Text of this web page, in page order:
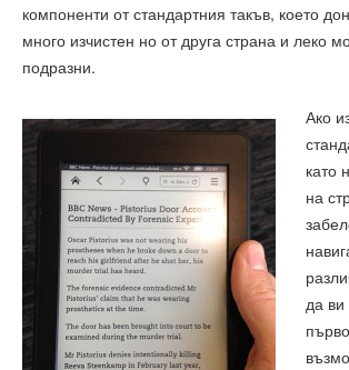
компоненти от стандартния такъв, което
много изчистен но от друга страна и леко
подразни.
Ако
като
на
да